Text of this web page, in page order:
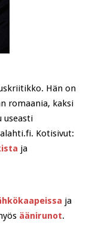
Hän on
romaania, kaksi
useasti
Kotisivut:
ja
ja
äänirunot.